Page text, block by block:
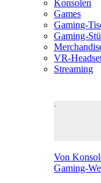
Konsolen
Games
Gaming-
Gaming-
VR-
Streaming
Von
Gaming-